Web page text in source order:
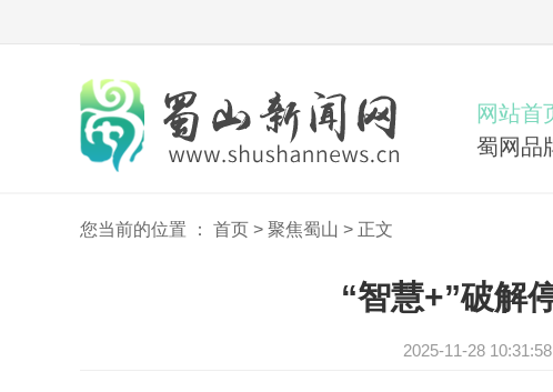
网站首
蜀网品
您当前的位置 ： 首页 > 聚焦蜀山 > 正文
“智慧+”破解
2025-11-28